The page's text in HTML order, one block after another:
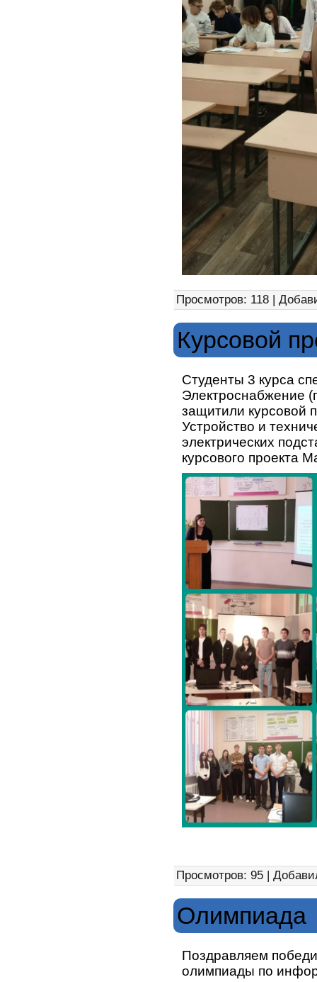
Просмотров: 118 |
Курсовой
Студенты 3 курса
Электроснабжение
защитили курсовой
Устройство и
электрических
курсового проекта
Просмотров: 95 |
Олимпиада
Поздравляем
олимпиады по